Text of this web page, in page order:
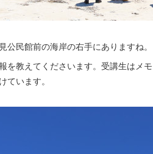
民館前の海岸の右手にありますね。
を教えてくださいます。受講生はメ
ています。